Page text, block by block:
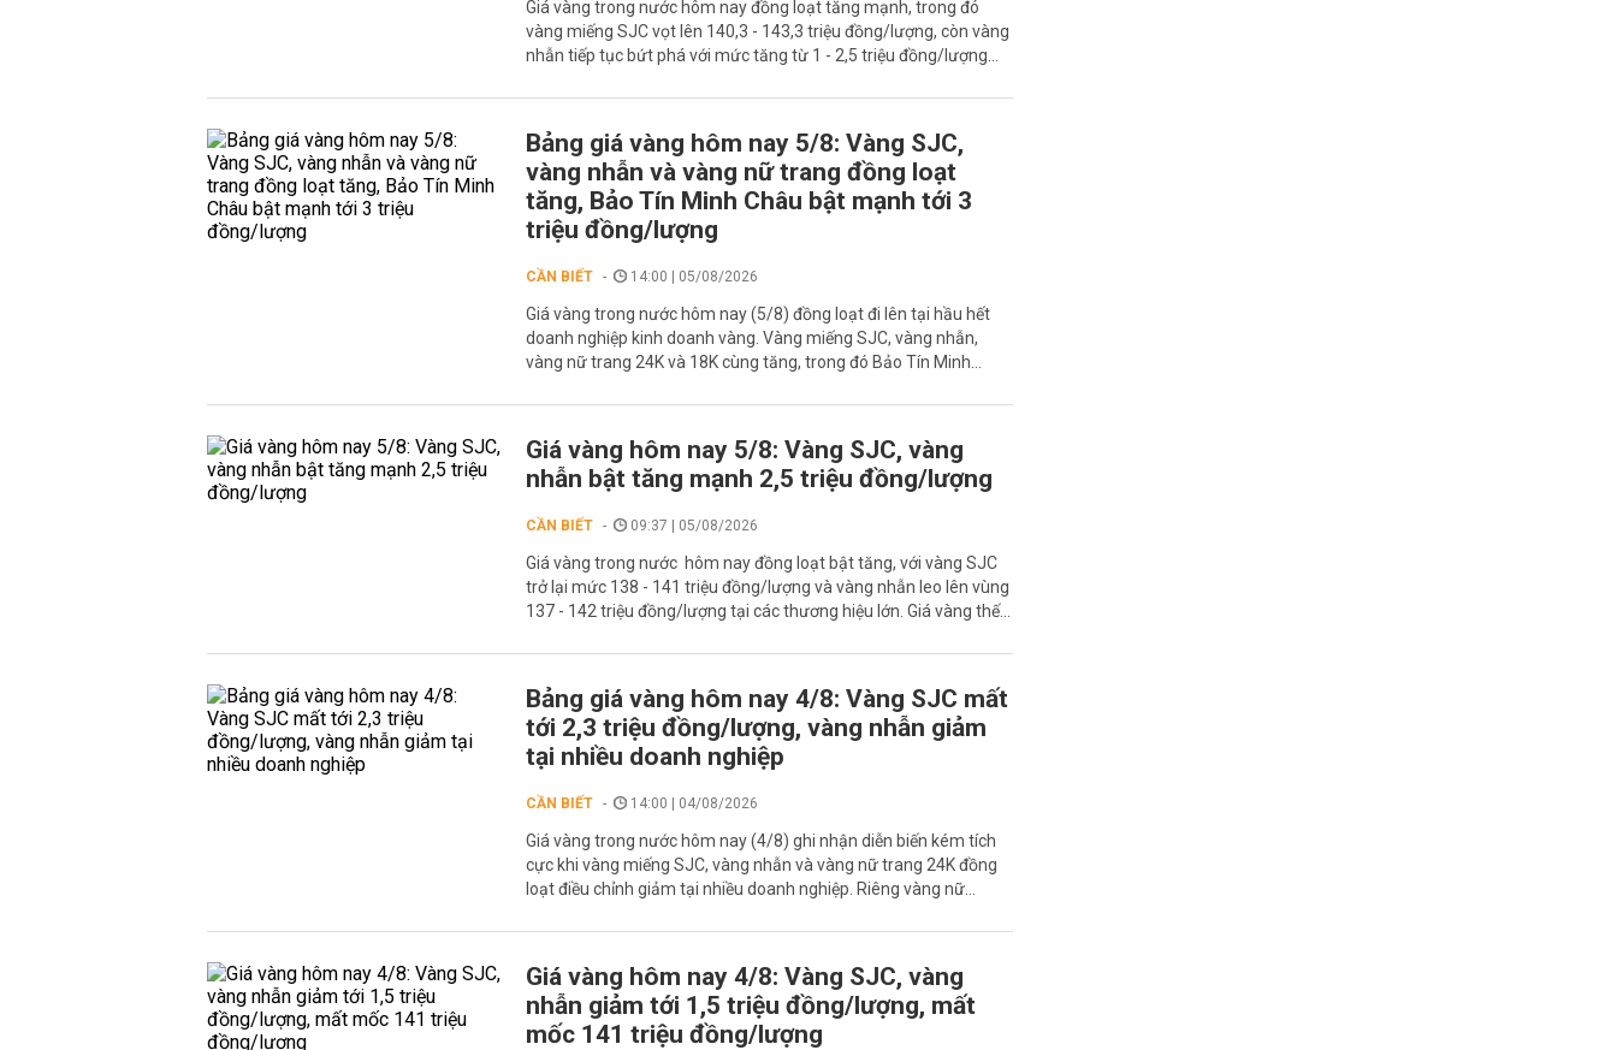
Giá vàng trong nước hôm nay đồng loạt tăng mạnh, trong đó
vàng miếng SJC vọt lên 140,3 - 143,3 triệu đồng/lượng, còn vàng
nhẫn tiếp tục bứt phá với mức tăng từ 1 - 2,5 triệu đồng/lượng...
Bảng giá vàng hôm nay 5/8: Vàng SJC,
vàng nhẫn và vàng nữ trang đồng loạt
tăng, Bảo Tín Minh Châu bật mạnh tới 3
triệu đồng/lượng
CẦN BIẾT 14:00 | 05/08/2026
Giá vàng trong nước hôm nay (5/8) đồng loạt đi lên tại hầu hết
doanh nghiệp kinh doanh vàng. Vàng miếng SJC, vàng nhẫn,
vàng nữ trang 24K và 18K cùng tăng, trong đó Bảo Tín Minh...
Giá vàng hôm nay 5/8: Vàng SJC, vàng
nhẫn bật tăng mạnh 2,5 triệu đồng/lượng
CẦN BIẾT 09:37 | 05/08/2026
Giá vàng trong nước hôm nay đồng loạt bật tăng, với vàng SJC
trở lại mức 138 - 141 triệu đồng/lượng và vàng nhẫn leo lên vùng
137 - 142 triệu đồng/lượng tại các thương hiệu lớn. Giá vàng thế...
Bảng giá vàng hôm nay 4/8: Vàng SJC mất
tới 2,3 triệu đồng/lượng, vàng nhẫn giảm
tại nhiều doanh nghiệp
CẦN BIẾT 14:00 | 04/08/2026
Giá vàng trong nước hôm nay (4/8) ghi nhận diễn biến kém tích
cực khi vàng miếng SJC, vàng nhẫn và vàng nữ trang 24K đồng
loạt điều chỉnh giảm tại nhiều doanh nghiệp. Riêng vàng nữ...
Giá vàng hôm nay 4/8: Vàng SJC, vàng
nhẫn giảm tới 1,5 triệu đồng/lượng, mất
mốc 141 triệu đồng/lượng